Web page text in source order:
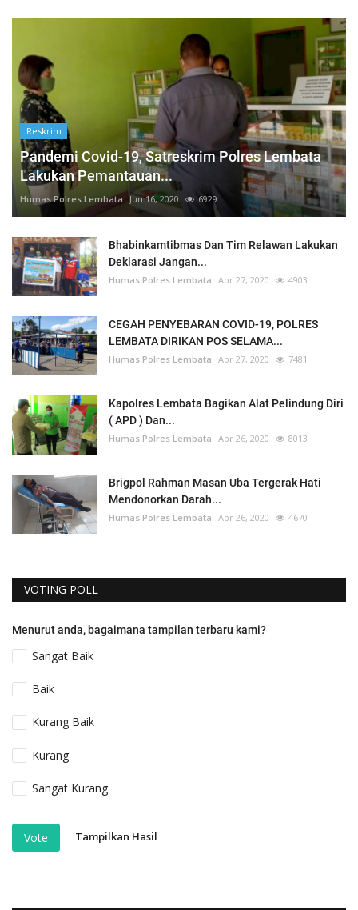
Reskrim
Pandemi Covid-19, Satreskrim Polres Lembata
Lakukan Pemantauan...
Humas Polres Lembata Jun 16, 2020 6929
Bhabinkamtibmas Dan Tim Relawan Lakukan
Deklarasi Jangan...
Humas Polres Lembata Apr 27, 2020 4903
CEGAH PENYEBARAN COVID-19, POLRES
LEMBATA DIRIKAN POS SELAMA...
Humas Polres Lembata Apr 27, 2020 7481
Kapolres Lembata Bagikan Alat Pelindung Diri
( APD ) Dan...
Humas Polres Lembata Apr 26, 2020 8013
Brigpol Rahman Masan Uba Tergerak Hati
Mendonorkan Darah...
Humas Polres Lembata Apr 26, 2020 4670
VOTING POLL
Menurut anda, bagaimana tampilan terbaru kami?
Sangat Baik
Baik
Kurang Baik
Kurang
Sangat Kurang
Vote Tampilkan Hasil